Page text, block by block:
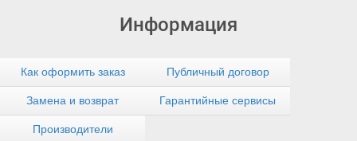
Информация
Как оформить заказ Публичный договор
Замена и возврат Гарантийные сервисы
Производители